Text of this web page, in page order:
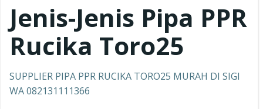
Jenis-Jenis Pipa PPR
Rucika Toro25
SUPPLIER PIPA PPR RUCIKA TORO25 MURAH DI SIGI
WA 082131111366